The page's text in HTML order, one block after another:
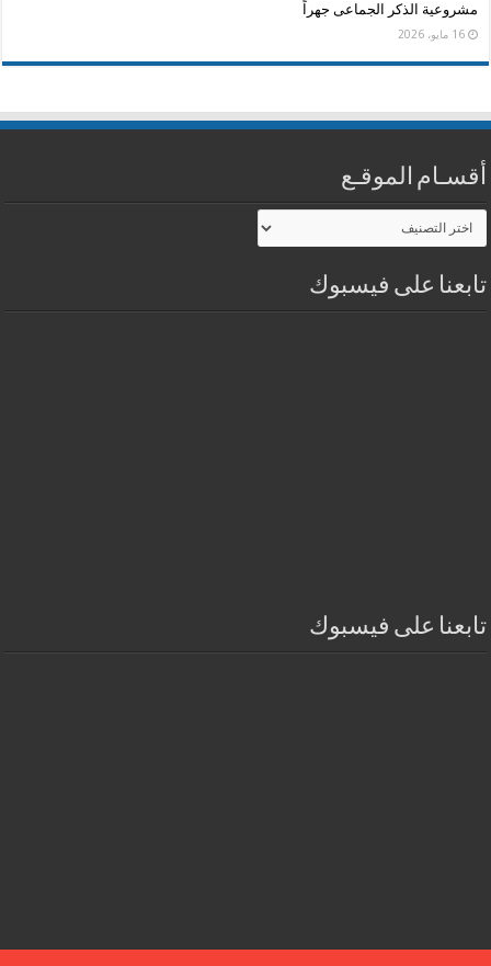
مشروعية الذكر الجماعى جهراً
16 مايو، 2026
أقسـام الموقـع
أقسـام
الموقـع
تابعنا على فيسبوك
تابعنا على فيسبوك